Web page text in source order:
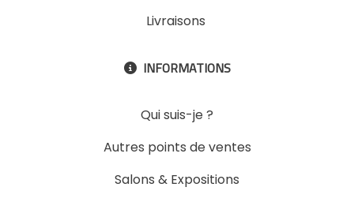
Livraisons
 INFORMATIONS
Qui suis-je ?
Autres points de ventes
Salons & Expositions